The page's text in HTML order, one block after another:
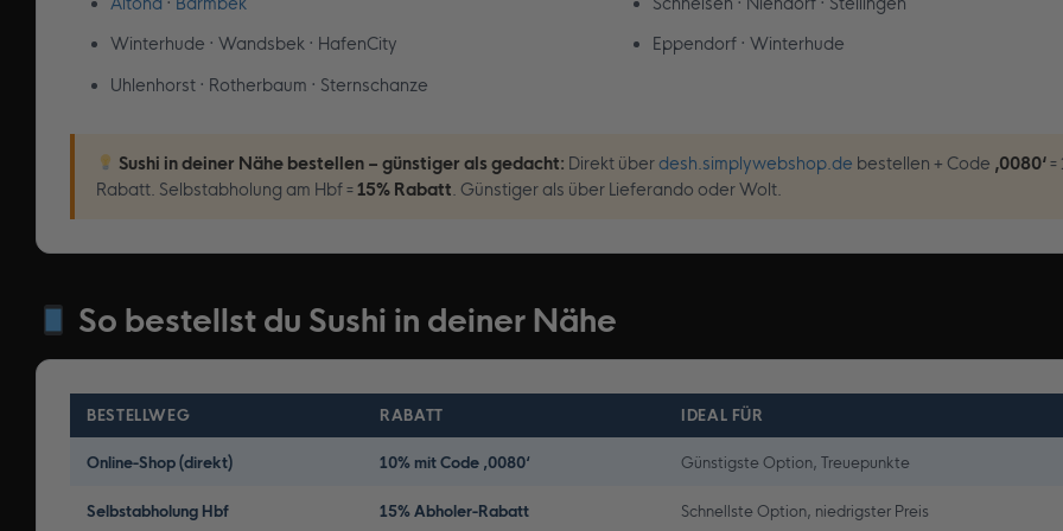
Winterhude · Wandsbek · HafenCity
Uhlenhorst · Rotherbaum · Sternschanze
Eppendorf · Winterhude
Sushi in deiner Nähe bestellen – günstiger als gedacht: Direkt überdesh.simplywebshop.de bestellen + Code ‚0080‘=
Rabatt. Selbstabholung am Hbf = 15% Rabatt. Günstiger als über Lieferando oder Wolt.
So bestellst du Sushi in deiner Nähe
BESTELLWEG RABATT IDEAL FÜR
Online-Shop (direkt) 10% mit Code ‚0080‘ Günstigste Option, Treuepunkte
Selbstabholung Hbf 15% Abholer-Rabatt Schnellste Option, niedrigster Preis